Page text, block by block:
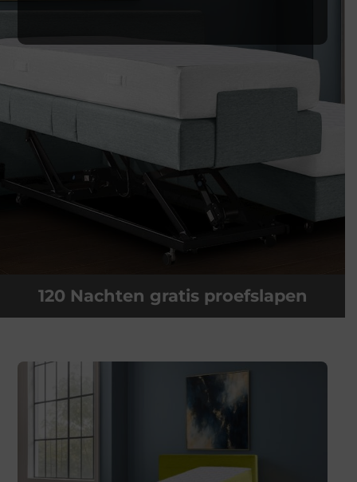
120 Nachten gratis proefslapen